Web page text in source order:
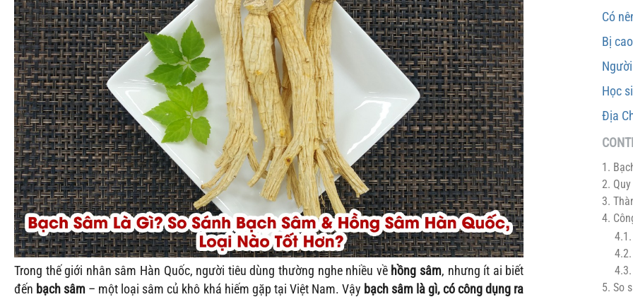
Trong thế giới nhân sâm Hàn Quốc, người tiêu dùng thường nghe nhiều về hồng sâm, nhưng ít ai biết
đến bạch sâm – một loại sâm củ khô khá hiếm gặp tại Việt Nam. Vậy bạch sâm là gì, có công dụng ra
Có
Bị
Học
Địa
1.
2.
3.
4.
5. So